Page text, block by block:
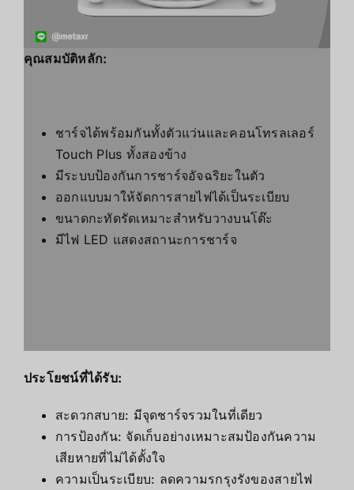
คุณสมบัติหลัก:
ชาร์จได้พร้อมกันทั้งตัวแว่นและคอนโทรลเลอร์
Touch Plus ทั้งสองข้าง
มีระบบป้องกันการชาร์จอัจฉริยะในตัว
ออกแบบมาให้จัดการสายไฟได้เป็นระเบียบ
ขนาดกะทัดรัดเหมาะสำหรับวางบนโต๊ะ
มีไฟ LED แสดงสถานะการชาร์จ
ประโยชน์ที่ได้รับ:
สะดวกสบาย: มีจุดชาร์จรวมในที่เดียว
การป้องกัน: จัดเก็บอย่างเหมาะสมป้องกันความ
เสียหายที่ไม่ได้ตั้งใจ
ความเป็นระเบียบ: ลดความรกรุงรังของสายไฟ